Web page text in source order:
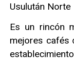
Usulután Norte
Es un rincón
mejores cafés